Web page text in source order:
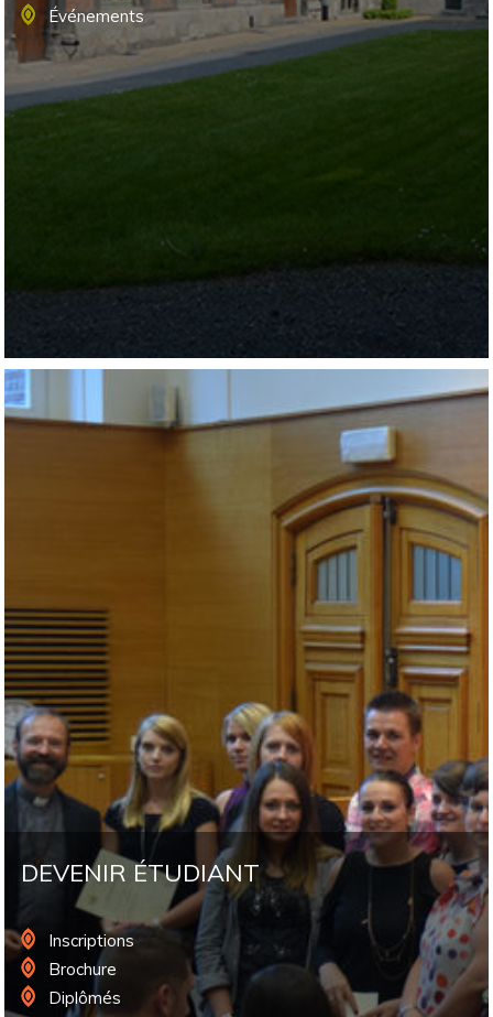
Événements
DEVENIR ÉTUDIANT
Inscriptions
Brochure
Diplômés